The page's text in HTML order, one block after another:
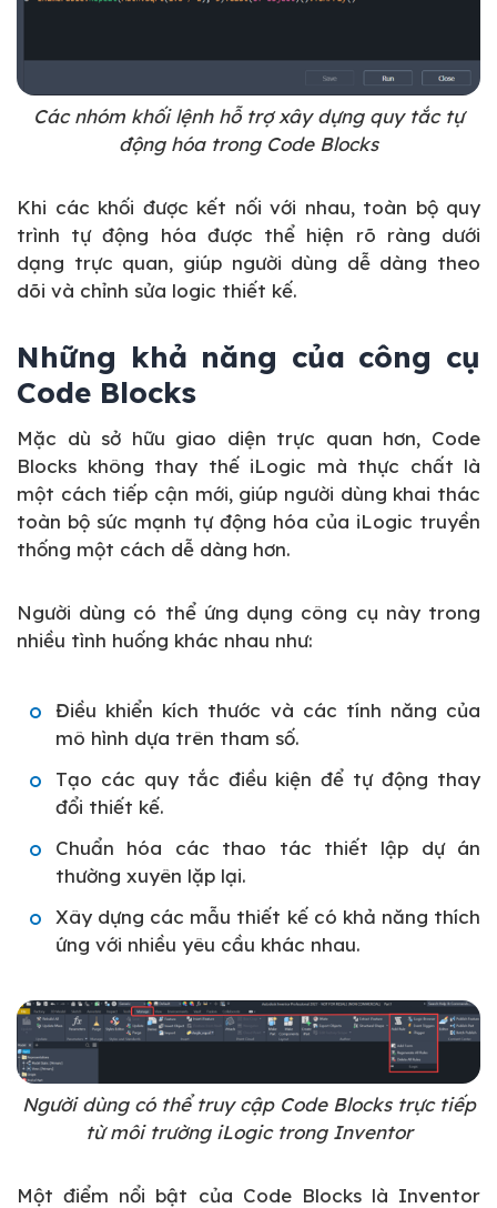
Các nhóm khối lệnh hỗ trợ xây dựng quy tắc tự
động hóa trong Code Blocks
Khi các khối được kết nối với nhau, toàn bộ quy
trình tự động hóa được thể hiện rõ ràng dưới
dạng trực quan, giúp người dùng dễ dàng theo
dõi và chỉnh sửa logic thiết kế.
Những khả năng của công cụ
Code Blocks
Mặc dù sở hữu giao diện trực quan hơn, Code
Blocks không thay thế iLogic mà thực chất là
một cách tiếp cận mới, giúp người dùng khai thác
toàn bộ sức mạnh tự động hóa của iLogic truyền
thống một cách dễ dàng hơn.
Người dùng có thể ứng dụng công cụ này trong
nhiều tình huống khác nhau như:
Điều khiển kích thước và các tính năng của
mô hình dựa trên tham số.
Tạo các quy tắc điều kiện để tự động thay
đổi thiết kế.
Chuẩn hóa các thao tác thiết lập dự án
thường xuyên lặp lại.
Xây dựng các mẫu thiết kế có khả năng thích
ứng với nhiều yêu cầu khác nhau.
Người dùng có thể truy cập Code Blocks trực tiếp
từ môi trường iLogic trong Inventor
Một điểm nổi bật của Code Blocks là Inventor